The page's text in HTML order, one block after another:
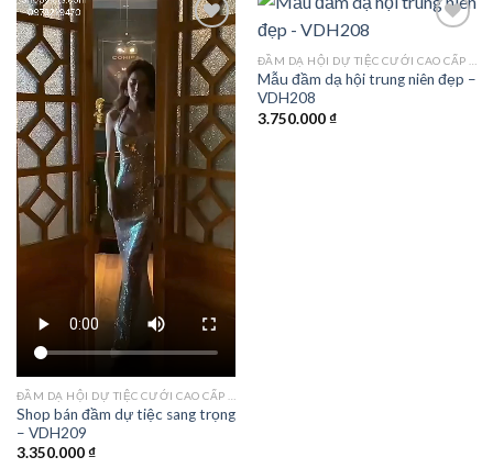
Add to
wishlist
Shop bán đầm dự tiệc sang trọng
– VDH209
3.350.000₫
Add to
ĐẦM DẠ HỘI DỰ TIỆC CƯỚI CAO CẤP TPHCM
Mẫu đầm dạ hội trung niên đẹp –
VDH208
3.750.000₫